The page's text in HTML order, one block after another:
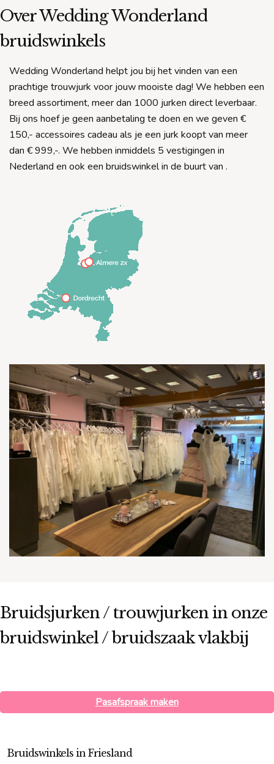
Over Wedding Wonderland
bruidswinkels
Wedding Wonderland helpt jou bij het vinden van een
prachtige trouwjurk voor jouw mooiste dag! We hebben een
breed assortiment, meer dan 1000 jurken direct leverbaar.
Bij ons hoef je geen aanbetaling te doen en we geven €
150,- accessoires cadeau als je een jurk koopt van meer
dan € 999,-. We hebben inmiddels 5 vestigingen in
Nederland en ook een bruidswinkel in de buurt van .
Bruidsjurken / trouwjurken in onze
bruidswinkel / bruidszaak vlakbij
Pasafspraak maken
Bruidswinkels in Friesland